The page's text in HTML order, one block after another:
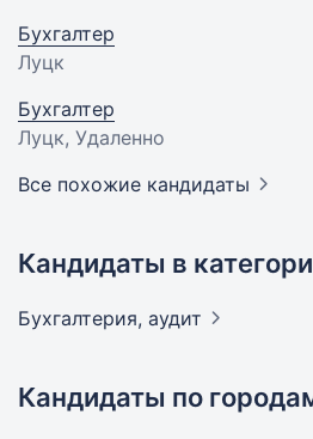
Бухгалтер
Луцк
Бухгалтер
Луцк, Удаленно
Все похожие кандидаты
Кандидаты в
Бухгалтерия, аудит
Кандидаты по